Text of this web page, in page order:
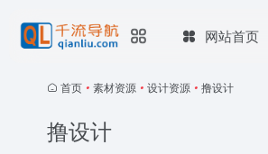
网站首页
首页 • 素材资源 • 设计资源 • 撸设计
撸设计